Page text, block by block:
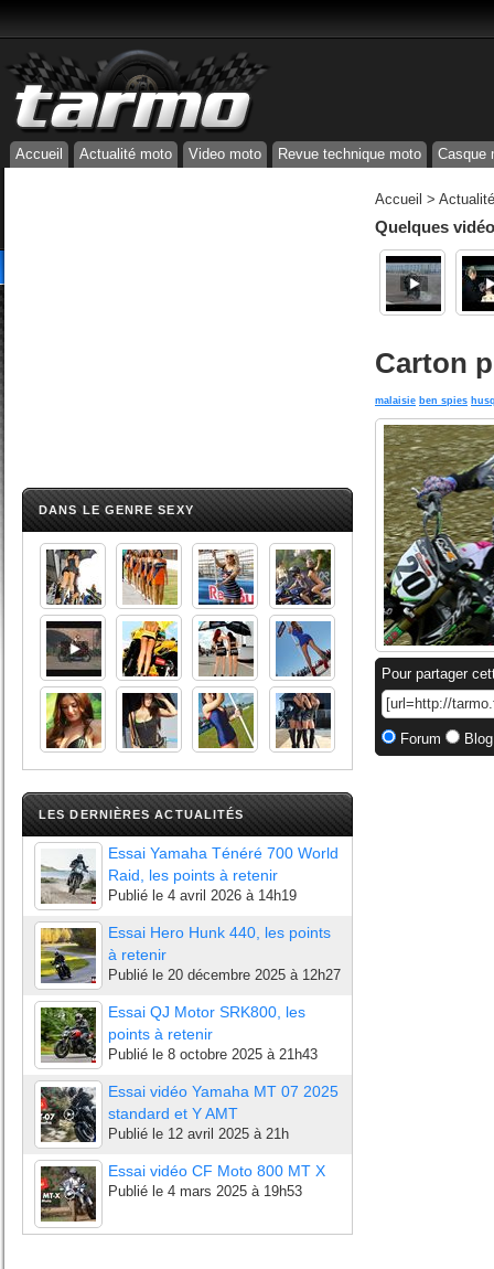
Accueil Actualité moto Video moto Revue technique moto Casque
DANS LE GENRE SEXY
LES DERNIÈRES ACTUALITÉS
Essai Yamaha Ténéré 700 World
Raid, les points à retenir
Publié le 4 avril 2026 à 14h19
Essai Hero Hunk 440, les points
à retenir
Publié le 20 décembre 2025 à 12h27
Essai QJ Motor SRK800, les
points à retenir
Publié le 8 octobre 2025 à 21h43
Essai vidéo Yamaha MT 07 2025
standard et Y AMT
Publié le 12 avril 2025 à 21h
Essai vidéo CF Moto 800 MT X
Publié le 4 mars 2025 à 19h53
Accueil >
Quelques
Carton
malaisie ben spies
Pour partager
Forum